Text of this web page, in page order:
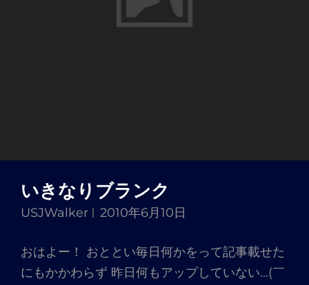
ば．．．
の
が
Apple
ア
レ
いきなりブランク
USJWalker 2010年6月10日
おはよー！ おととい毎日何かをって記事載せた
にもかかわらず 昨日何もアップしていない…(￣